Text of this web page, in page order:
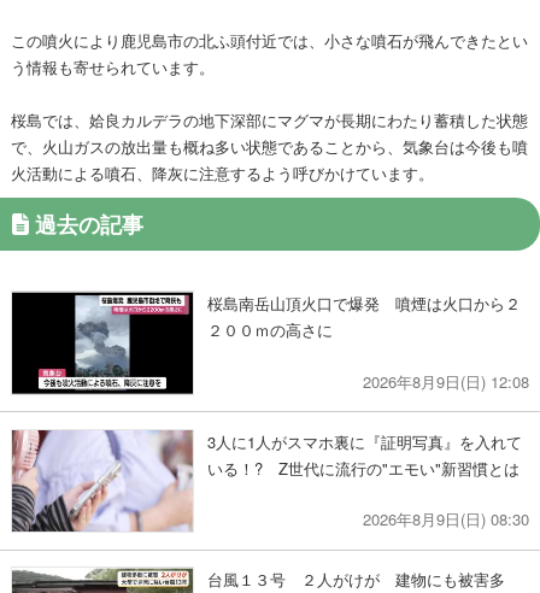
この噴火により鹿児島市の北ふ頭付近では、小さな噴石が飛んできたとい
う情報も寄せられています。
桜島では、姶良カルデラの地下深部にマグマが長期にわたり蓄積した状態
で、火山ガスの放出量も概ね多い状態であることから、気象台は今後も噴
火活動による噴石、降灰に注意するよう呼びかけています。
過去の記事
桜島南岳山頂火口で爆発 噴煙は火口から２
２００ｍの高さに
2026年8月9日(日) 12:08
3人に1人がスマホ裏に『証明写真』を入れて
いる！? Z世代に流行の"エモい"新習慣とは
2026年8月9日(日) 08:30
台風１３号 ２人がけが 建物にも被害多